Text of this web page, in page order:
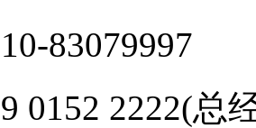
83079997
0152 2222(总